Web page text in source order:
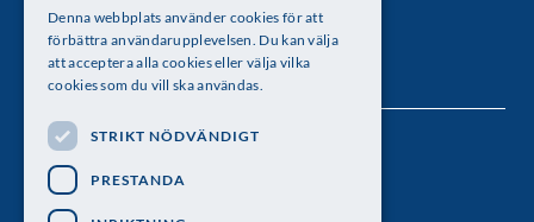
Besöksadress: Lilla Frescativägen 4A
Telefon: 08-673 95 00
Följ oss
Denna webbplats använder cookies för att
förbättra användarupplevelsen. Du kan välja
att acceptera alla cookies eller välja vilka
cookies som du vill ska användas.
STRIKT NÖDVÄNDIGT
PRESTANDA